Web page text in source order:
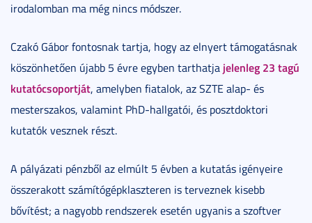
irodalomban ma még nincs módszer.
Czakó Gábor fontosnak tartja, hogy az elnyert támogatásnak
köszönhetően újabb 5 évre egyben tarthatja jelenleg 23 tagú
kutatócsoportját, amelyben fiatalok, az SZTE alap- és
mesterszakos, valamint PhD-hallgatói, és posztdoktori
kutatók vesznek részt.
A pályázati pénzből az elmúlt 5 évben a kutatás igényeire
összerakott számítógépklaszteren is terveznek kisebb
bővítést; a nagyobb rendszerek esetén ugyanis a szoftver